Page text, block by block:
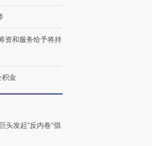
资和服务给予将持
积金
头发起“反内卷”倡